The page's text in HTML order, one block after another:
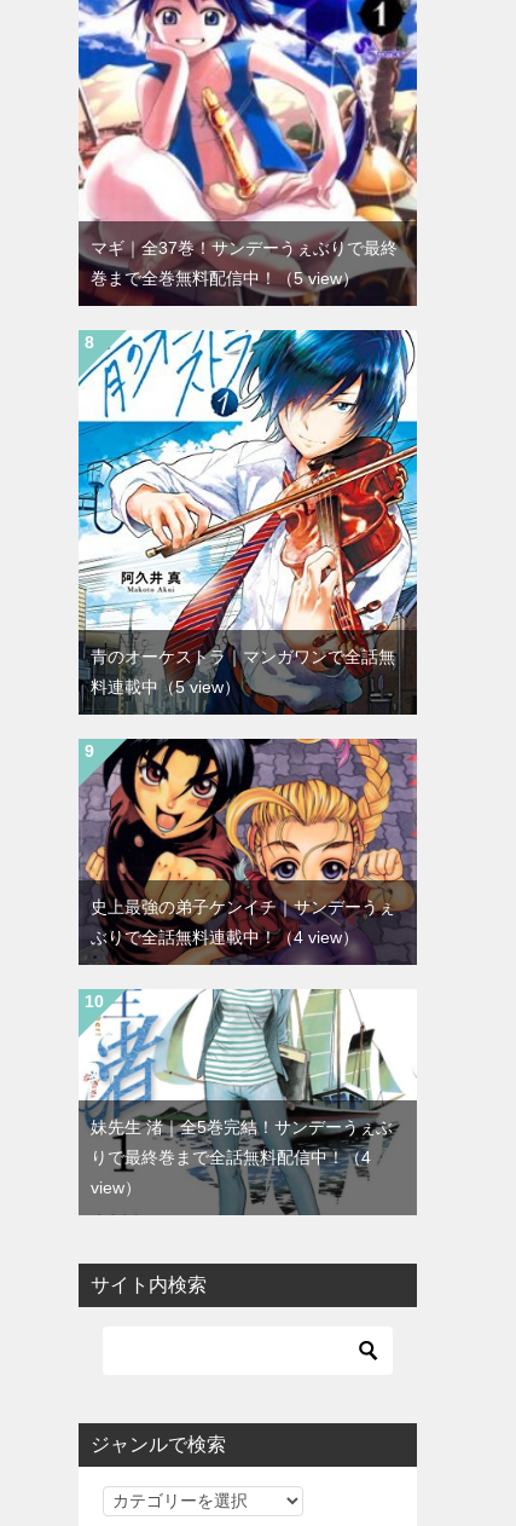
マギ｜全37巻！サンデーうぇぶりで最終
巻まで全巻無料配信中！
（5 view）
青のオーケストラ｜マンガワンで全話無
料連載中 （5 view）
史上最強の弟子ケンイチ｜サンデーうぇ
ぶりで全話無料連載中！（4 view）
妹先生 渚｜全5巻完結！サンデーうぇぶ
りで最終巻まで全話無料配信中！（4
view）
サイト内検索
ジャンルで検索
ジ